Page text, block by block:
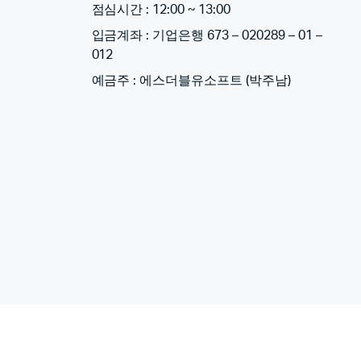
점심시간 : 12:00 ~ 13:00
입금계좌 : 기업은행 673 – 020289 – 01 –
012
예금주 : 에스더블유소프트 (박주남)